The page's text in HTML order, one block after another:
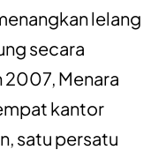
lelang
secara
Menara
kantor
satu persatu